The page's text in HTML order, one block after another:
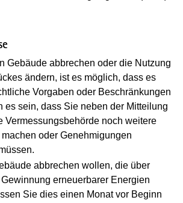
Gebäude abbrechen oder die Nutzung
ändern, ist es möglich, dass es
Vorgaben oder Beschränkungen
es sein, dass Sie neben der Mitteilung
Vermessungsbehörde noch weitere
oder Genehmigungen
abbrechen wollen, die über
erneuerbarer Energien
Sie dies einen Monat vor Beginn